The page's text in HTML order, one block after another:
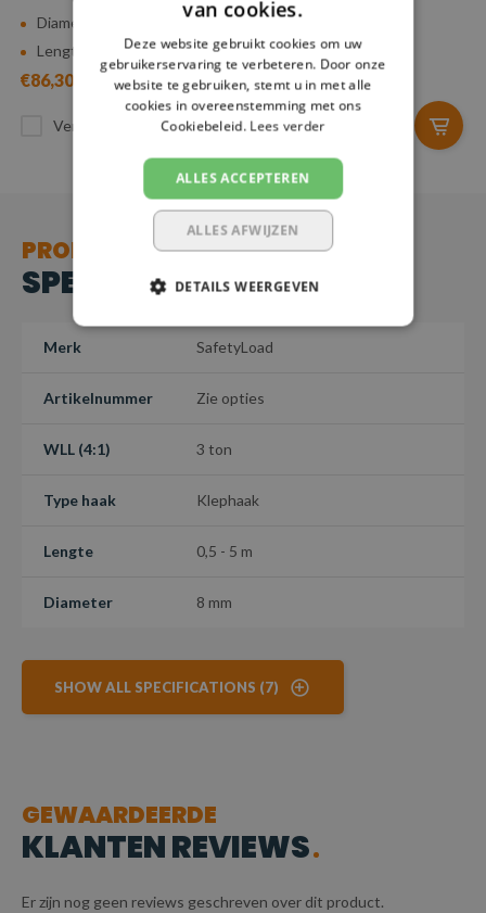
Diameter: 6 mm
Lengte: 0,5 - 5 m
€86,30
Vergelijk
Diameter: 10 mm
Lengte: 0,5 - 5 m
€163,41
Vergelijk
PRODUCT
SPECIFICATIES
Merk SafetyLoad
Artikelnummer Zie opties
WLL (4:1) 3 ton
Type haak Klephaak
Lengte 0,5 - 5 m
Diameter 8 mm
SHOW ALL SPECIFICATIONS (7)
GEWAARDEERDE
KLANTEN REVIEWS
Er zijn nog geen reviews geschreven over dit product.
van cookies.
Deze website gebruikt cookies om uw
gebruikerservaring te verbeteren. Door onze
website te gebruiken, stemt u in met alle
cookies in overeenstemming met ons
Cookiebeleid. Lees verder
ALLES ACCEPTEREN
ALLES AFWIJZEN
DETAILS WEERGEVEN